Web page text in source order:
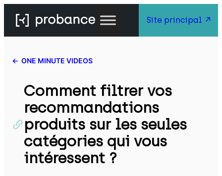
Site principal
ONE MINUTE VIDEOS
Comment filtrer vos
recommandations
produits sur les seules
catégories qui vous
intéressent ?